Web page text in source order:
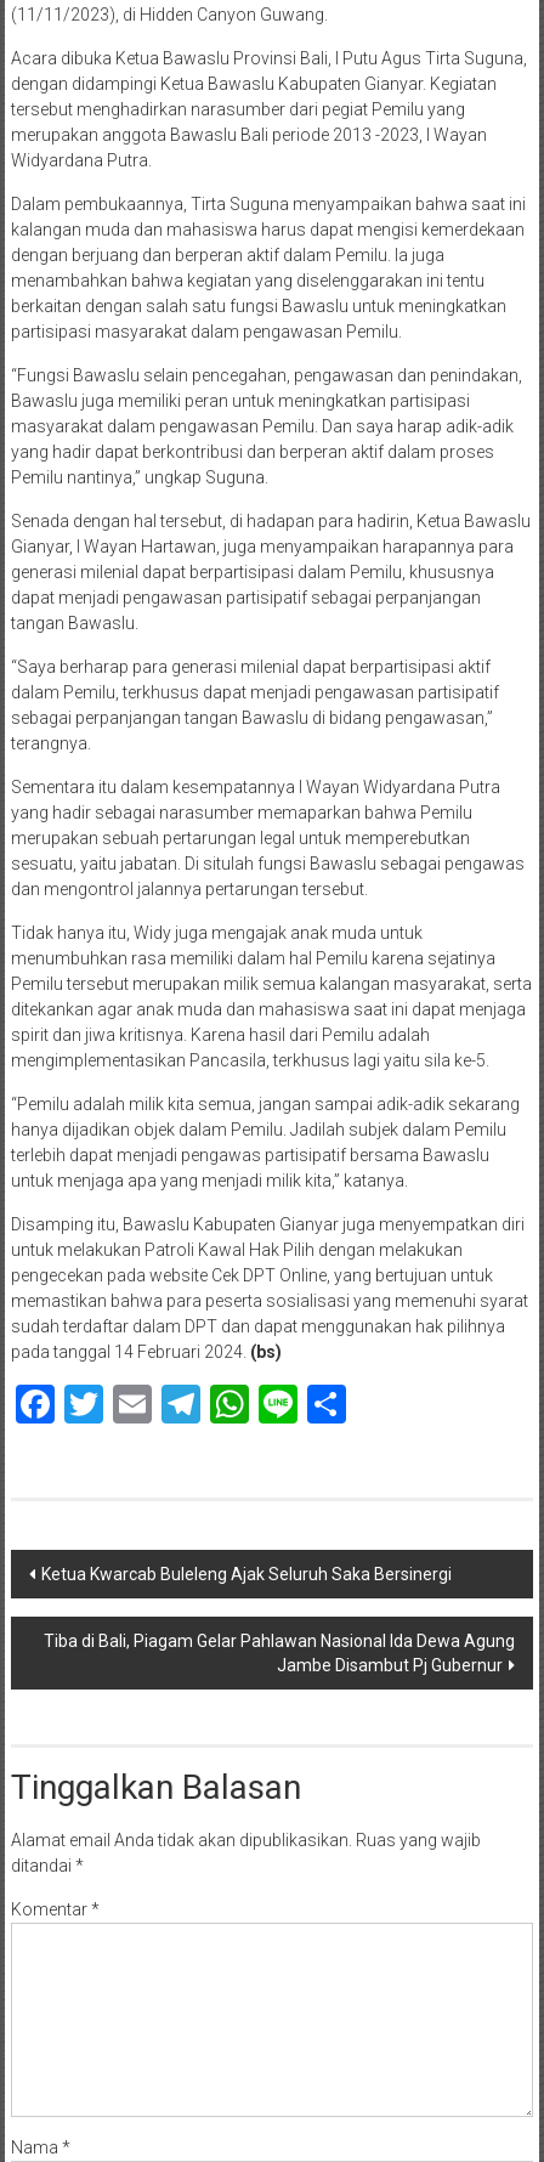
(11/11/2023), di Hidden Canyon Guwang.
Acara dibuka Ketua Bawaslu Provinsi Bali, I Putu Agus Tirta Suguna,
dengan didampingi Ketua Bawaslu Kabupaten Gianyar. Kegiatan
tersebut menghadirkan narasumber dari pegiat Pemilu yang
merupakan anggota Bawaslu Bali periode 2013 -2023, I Wayan
Widyardana Putra.
Dalam pembukaannya, Tirta Suguna menyampaikan bahwa saat ini
kalangan muda dan mahasiswa harus dapat mengisi kemerdekaan
dengan berjuang dan berperan aktif dalam Pemilu. Ia juga
menambahkan bahwa kegiatan yang diselenggarakan ini tentu
berkaitan dengan salah satu fungsi Bawaslu untuk meningkatkan
partisipasi masyarakat dalam pengawasan Pemilu.
“Fungsi Bawaslu selain pencegahan, pengawasan dan penindakan,
Bawaslu juga memiliki peran untuk meningkatkan partisipasi
masyarakat dalam pengawasan Pemilu. Dan saya harap adik-adik
yang hadir dapat berkontribusi dan berperan aktif dalam proses
Pemilu nantinya,” ungkap Suguna.
Senada dengan hal tersebut, di hadapan para hadirin, Ketua Bawaslu
Gianyar, I Wayan Hartawan, juga menyampaikan harapannya para
generasi milenial dapat berpartisipasi dalam Pemilu, khususnya
dapat menjadi pengawasan partisipatif sebagai perpanjangan
tangan Bawaslu.
“Saya berharap para generasi milenial dapat berpartisipasi aktif
dalam Pemilu, terkhusus dapat menjadi pengawasan partisipatif
sebagai perpanjangan tangan Bawaslu di bidang pengawasan,”
terangnya.
Sementara itu dalam kesempatannya I Wayan Widyardana Putra
yang hadir sebagai narasumber memaparkan bahwa Pemilu
merupakan sebuah pertarungan legal untuk memperebutkan
sesuatu, yaitu jabatan. Di situlah fungsi Bawaslu sebagai pengawas
dan mengontrol jalannya pertarungan tersebut.
Tidak hanya itu, Widy juga mengajak anak muda untuk
menumbuhkan rasa memiliki dalam hal Pemilu karena sejatinya
Pemilu tersebut merupakan milik semua kalangan masyarakat, serta
ditekankan agar anak muda dan mahasiswa saat ini dapat menjaga
spirit dan jiwa kritisnya. Karena hasil dari Pemilu adalah
mengimplementasikan Pancasila, terkhusus lagi yaitu sila ke-5.
“Pemilu adalah milik kita semua, jangan sampai adik-adik sekarang
hanya dijadikan objek dalam Pemilu. Jadilah subjek dalam Pemilu
terlebih dapat menjadi pengawas partisipatif bersama Bawaslu
untuk menjaga apa yang menjadi milik kita,” katanya.
Disamping itu, Bawaslu Kabupaten Gianyar juga menyempatkan diri
untuk melakukan Patroli Kawal Hak Pilih dengan melakukan
pengecekan pada website Cek DPT Online, yang bertujuan untuk
memastikan bahwa para peserta sosialisasi yang memenuhi syarat
sudah terdaftar dalam DPT dan dapat menggunakan hak pilihnya
pada tanggal 14 Februari 2024. (bs)
Facebook
Twitter
EmailTelegram
WhatsApp
LineShare
Navigasi
pos
Ketua Kwarcab Buleleng Ajak Seluruh Saka Bersinergi
Tiba di Bali, Piagam Gelar Pahlawan Nasional Ida Dewa Agung
Jambe Disambut Pj Gubernur
Tinggalkan Balasan
Alamat email Anda tidak akan dipublikasikan. Ruas yang wajib
ditandai *
Komentar*
Nama *